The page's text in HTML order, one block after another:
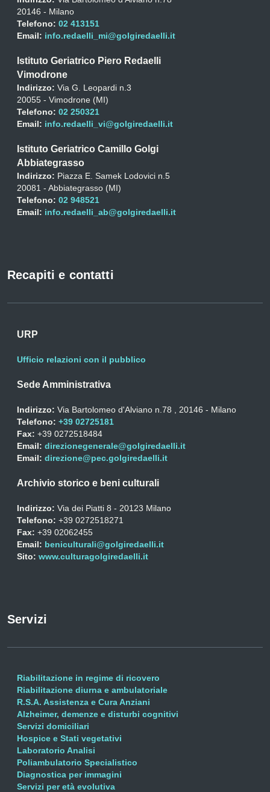
20146 - Milano
Telefono: 02 413151
Email: info.redaelli_mi@golgiredaelli.it
Istituto Geriatrico Piero Redaelli
Vimodrone
Indirizzo: Via G. Leopardi n.3
20055 - Vimodrone (MI)
Telefono: 02 250321
Email: info.redaelli_vi@golgiredaelli.it
Istituto Geriatrico Camillo Golgi
Abbiategrasso
Indirizzo: Piazza E. Samek Lodovici n.5
20081 - Abbiategrasso (MI)
Telefono: 02 948521
Email: info.redaelli_ab@golgiredaelli.it
Recapiti e contatti
URP
Ufficio relazioni con il pubblico
Sede Amministrativa
Indirizzo: Via Bartolomeo d'Alviano n.78 , 20146 - Milano
Telefono: +39 02725181
Fax: +39 0272518484
Email: direzionegenerale@golgiredaelli.it
Email: direzione@pec.golgiredaelli.it
Archivio storico e beni culturali
Indirizzo: Via dei Piatti 8 - 20123 Milano
Telefono: +39 0272518271
Fax: +39 02062455
Email: beniculturali@golgiredaelli.it
Sito: www.culturagolgiredaelli.it
Servizi
Riabilitazione in regime di ricovero
Riabilitazione diurna e ambulatoriale
R.S.A. Assistenza e Cura Anziani
Alzheimer, demenze e disturbi cognitivi
Servizi domiciliari
Hospice e Stati vegetativi
Laboratorio Analisi
Poliambulatorio Specialistico
Diagnostica per immagini
Servizi per età evolutiva